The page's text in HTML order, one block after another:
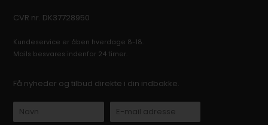
CVR nr. DK37728950
Kundeservice er åben hverdage 8-18.
Mails besvares indenfor 24 timer.
Få nyheder og tilbud direkte i din indbakke.